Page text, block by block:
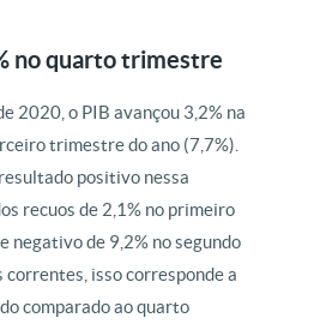
no quarto trimestre
2020, o PIB avançou 3,2% na
trimestre do ano (7,7%).
positivo nessa
recuos de 2,1% no primeiro
negativo de 9,2% no segundo
isso corresponde a
comparado ao quarto